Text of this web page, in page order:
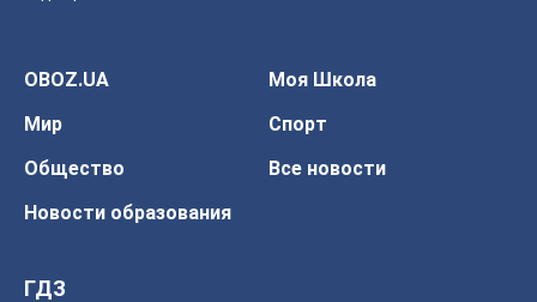
OBOZ.UA
Моя Школа
Мир
Спорт
Общество
Все новости
Новости образования
ГДЗ